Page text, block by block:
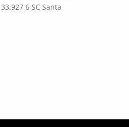
6 SC Santa